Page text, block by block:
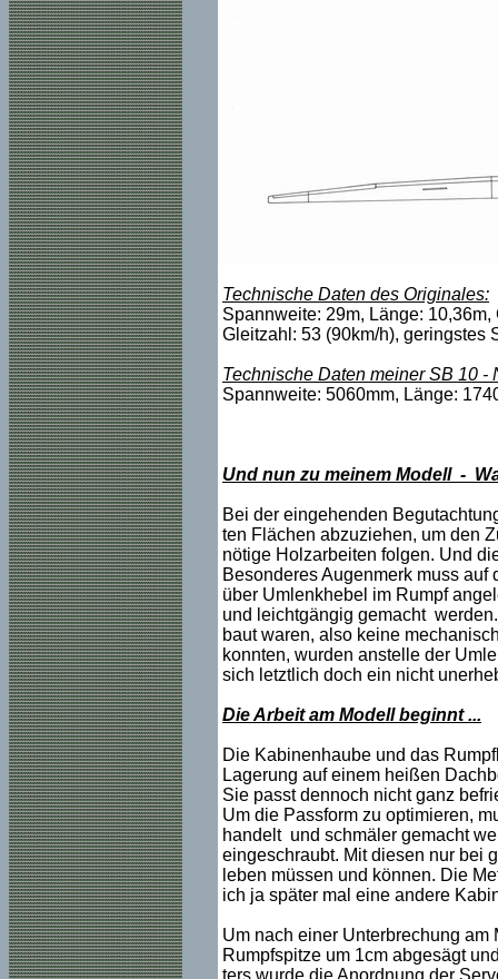
Technische Daten des Originales:
Spannweite: 29m, Länge:
Gleitzahl: 53 (90km/h), geringstes
Technische Daten meiner SB 10 -
Spannweite: 5060mm, Länge:
Und nun zu meinem Modell -
Bei der eingehenden
ten Flächen abzuziehen, um den
nötige Holzarbeiten folgen. Und
Besonderes Augenmerk muss
über Umlenkhebel im Rumpf
und leichtgängig gemacht
baut waren, also keine
konnten, wurden anstelle der
sich letztlich doch ein nicht
Die Arbeit am Modell beginnt ...
Die Kabinenhaube und das
Lagerung auf einem heißen
Sie passt dennoch nicht ganz
Um die Passform zu optimieren,
handelt und schmäler gemacht
eingeschraubt. Mit diesen nur bei
leben müssen und können. Die
ich ja später mal eine andere
Um nach einer Unterbrechung
Rumpfspitze um 1cm abgesägt
ters wurde die Anordnung der